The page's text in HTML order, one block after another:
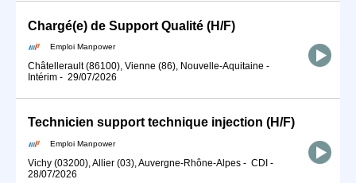
Chargé(e) de Support Qualité (H/F)
Emploi Manpower
Châtellerault (86100), Vienne (86), Nouvelle-Aquitaine -
Intérim - 29/07/2026
Technicien support technique injection (H/F)
Emploi Manpower
Vichy (03200), Allier (03), Auvergne-Rhône-Alpes - CDI -
28/07/2026